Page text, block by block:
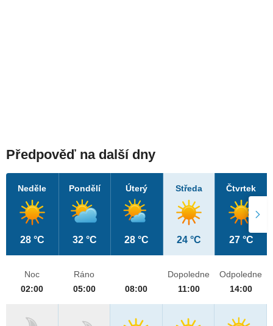
Předpověď na další dny
Neděle
28 °C
Pondělí
32 °C
Úterý
28 °C
Středa
24 °C
Čtvrtek
27 °C
Noc
02:00
Ráno
05:00
08:00
Dopoledne
11:00
Odpoledne
14:00